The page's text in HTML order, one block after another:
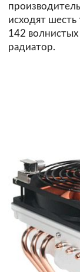
исходят
142
радиатор.